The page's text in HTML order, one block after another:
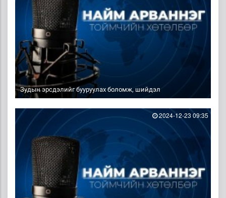
Зудын эрсдэлийг бууруулах боломж, шийдэл
2024-12-23 09:35